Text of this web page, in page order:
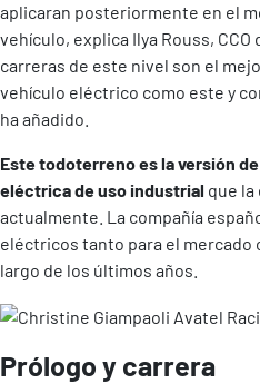
aplicaran posteriormente en el
vehículo, explica Ilya Rouss,
carreras de este nivel son el
vehículo eléctrico como este y
ha añadido.
Este todoterreno es la versión
eléctrica de uso industrial que
actualmente. La compañía
eléctricos tanto para el mercado
largo de los últimos años.
Prólogo y carrera